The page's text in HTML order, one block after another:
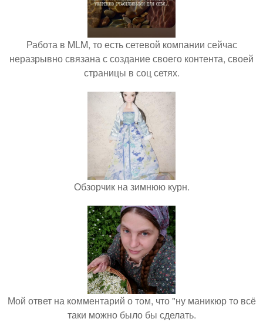
Работа в MLM, то есть сетевой компании сейчас
неразрывно связана с создание своего контента, своей
страницы в соц сетях.
Обзорчик на зимнюю курн.
Мой ответ на комментарий о том, что "ну маникюр то всё
таки можно было бы сделать.